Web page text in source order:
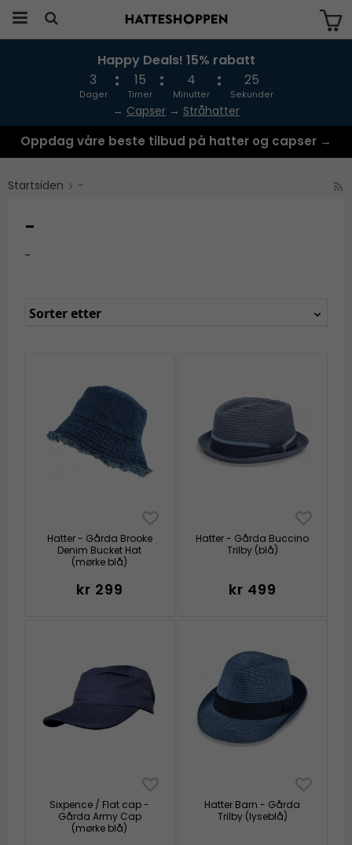
Produktet har blitt lagt til i handlekurven
Happy Deals! 15% rabatt
3
Dager
15
Timer
4
Minutter
24
Sekunder
→ Capser → Stråhatter
Oppdag våre beste tilbud på hatter og capser →
Startsiden -
-
-
Sorter etter
Hatter - Gårda Brooke
Denim Bucket Hat
(mørke blå)
kr 299
Hatter - Gårda Buccino
Trilby (blå)
kr 499
Sixpence / Flat cap -
Gårda Army Cap
(mørke blå)
Hatter Barn - Gårda
Trilby (lyseblå)